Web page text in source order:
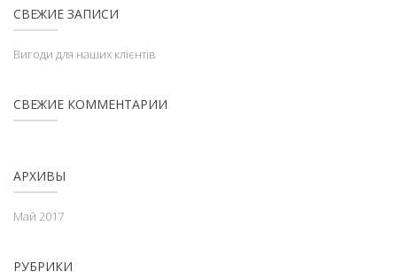
СВЕЖИЕ ЗАПИСИ
Вигоди для наших клієнтів
СВЕЖИЕ КОММЕНТАРИИ
АРХИВЫ
Май 2017
РУБРИКИ